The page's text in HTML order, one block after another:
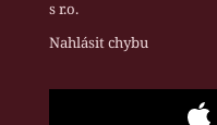
s r.o.
Nahlásit chybu